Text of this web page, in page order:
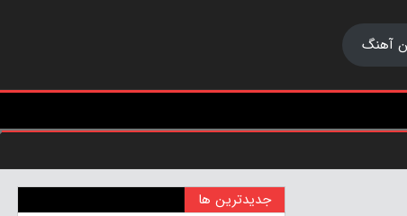
آهنگ
جدیدترین ها